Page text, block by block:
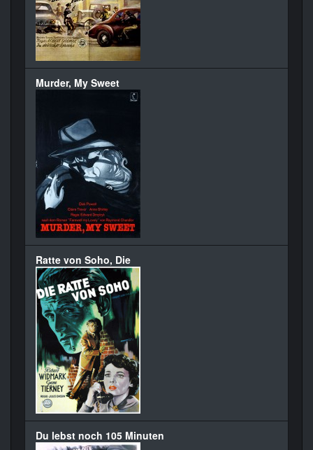
Murder, My Sweet
Ratte von Soho, Die
Du lebst noch 105 Minuten